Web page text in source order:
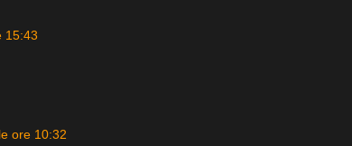
15:43
ore 10:32